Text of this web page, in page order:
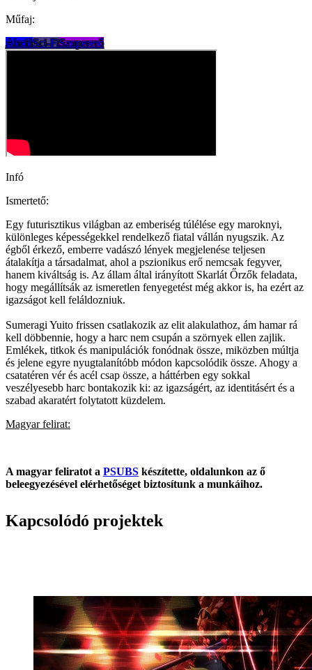
Műfaj:
AkcióSci-FiSzupererő
Infó
Ismertető:
Egy futurisztikus világban az emberiség túlélése egy maroknyi,
különleges képességekkel rendelkező fiatal vállán nyugszik. Az
égből érkező, emberre vadászó lények megjelenése teljesen
átalakítja a társadalmat, ahol a pszionikus erő nemcsak fegyver,
hanem kiváltság is. Az állam által irányított Skarlát Őrzők feladata,
hogy megállítsák az ismeretlen fenyegetést még akkor is, ha ezért az
igazságot kell feláldozniuk.
Sumeragi Yuito frissen csatlakozik az elit alakulathoz, ám hamar rá
kell döbbennie, hogy a harc nem csupán a szörnyek ellen zajlik.
Emlékek, titkok és manipulációk fonódnak össze, miközben múltja
és jelene egyre nyugtalanítóbb módon kapcsolódik össze. Ahogy a
csatatéren vér és acél csap össze, a háttérben egy sokkal
veszélyesebb harc bontakozik ki: az igazságért, az identitásért és a
szabad akaratért folytatott küzdelem.
Magyar felirat:
A magyar feliratot a PSUBS készítette, oldalunkon az ő
beleegyezésével elérhetőséget biztosítunk a munkáihoz.
Kapcsolódó projektek